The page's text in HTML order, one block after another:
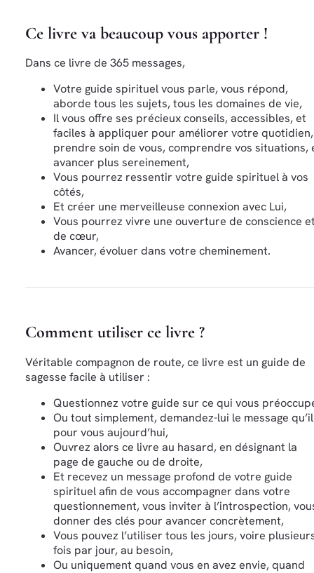
Ce livre va beaucoup vous apporter !
Dans ce livre de 365 messages,
Votre guide spirituel vous parle, vous répond,
aborde tous les sujets, tous les domaines de vie,
Il vous offre ses précieux conseils, accessibles, et
faciles à appliquer pour améliorer votre quotidien,
prendre soin de vous, comprendre vos situations,
avancer plus sereinement,
Vous pourrez ressentir votre guide spirituel à vos
côtés,
Et créer une merveilleuse connexion avec Lui,
Vous pourrez vivre une ouverture de conscience
de cœur,
Avancer, évoluer dans votre cheminement.
Comment utiliser ce livre ?
Véritable compagnon de route, ce livre est un guide de
sagesse facile à utiliser :
Questionnez votre guide sur ce qui vous
Ou tout simplement, demandez-lui le message
pour vous aujourd’hui,
Ouvrez alors ce livre au hasard, en désignant la
page de gauche ou de droite,
Et recevez un message profond de votre guide
spirituel afin de vous accompagner dans votre
questionnement, vous inviter à l’introspection,
donner des clés pour avancer concrètement,
Vous pouvez l’utiliser tous les jours, voire
fois par jour, au besoin,
Ou uniquement quand vous en avez envie, quand